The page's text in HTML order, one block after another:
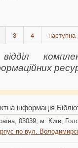
3 4 наступна
інформація
03039, м. Київ,
по вул.